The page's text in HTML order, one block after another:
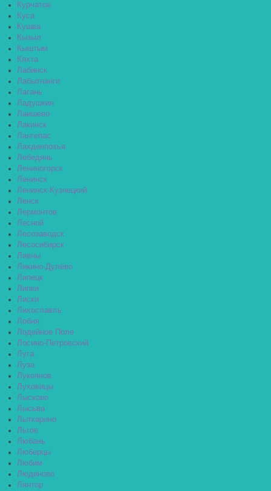
Курчатов
Куса
Кушва
Кызыл
Кыштым
Кяхта
Лабинск
Лабытнанги
Лагань
Ладушкин
Лаишево
Лакинск
Лангепас
Лахденпохья
Лебедянь
Лениногорск
Ленинск
Ленинск-Кузнецкий
Ленск
Лермонтов
Лесной
Лесозаводск
Лесосибирск
Ливны
Ликино-Дулёво
Липецк
Липки
Лиски
Лихославль
Лобня
Лодейное Поле
Лосино-Петровский
Луга
Луза
Лукоянов
Луховицы
Лысково
Лысьва
Лыткарино
Льгов
Любань
Люберцы
Любим
Людиново
Лянтор